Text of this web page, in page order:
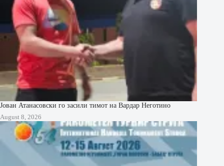
Јован Атанасовски го засили тимот на Вардар Неготино
August 8, 2026